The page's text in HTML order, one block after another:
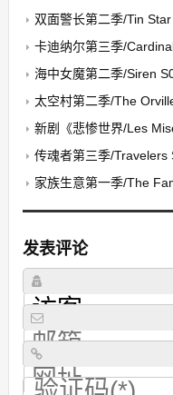
双面警长第二季/Tin
卡迪纳尔第三季/
海中女魔第二季/Siren
太空村第二季/The
新剧《悲惨世界/Les
传魂者第三季/Travelers
家族生意第一季/The
发表评论